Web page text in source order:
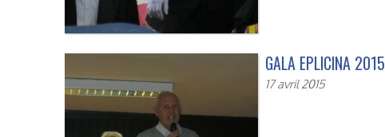
GALA EPLICINA 2015
17 avril 2015